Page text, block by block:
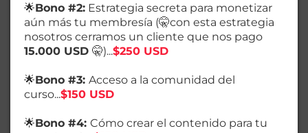
🌟Bono #2: Estrategia secreta para monetizar
aún más tu membresía (🤫con esta estrategia
nosotros cerramos un cliente que nos pago
15.000 USD 🤫)...$250 USD
🌟Bono #3: Acceso a la comunidad del
curso...$150 USD
🌟Bono #4: Cómo crear el contenido para tu